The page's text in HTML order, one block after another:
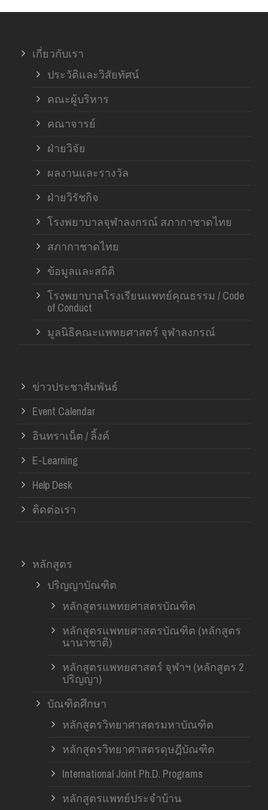
เกี่ยวกับเรา
ประวัติและวิสัยทัศน์
คณะผู้บริหาร
คณาจารย์
ฝ่ายวิจัย
ผลงานและรางวัล
ฝ่ายวิรัชกิจ
โรงพยาบาลจุฬาลงกรณ์ สภากาชาดไทย
สภากาชาดไทย
ข้อมูลและสถิติ
โรงพยาบาลโรงเรียนแพทย์คุณธรรม / Code
of Conduct
มูลนิธิคณะแพทยศาสตร์ จุฬาลงกรณ์
ข่าวประชาสัมพันธ์
Event Calendar
อินทราเน็ต / ลิ้งค์
E-Learning
Help Desk
ติดต่อเรา
หลักสูตร
ปริญญาบัณฑิต
หลักสูตรแพทยศาสตรบัณฑิต
หลักสูตรแพทยศาสตรบัณฑิต (หลักสูตร
นานาชาติ)
หลักสูตรแพทยศาสตร์ จุฬาฯ (หลักสูตร 2
ปริญญา)
บัณฑิตศึกษา
หลักสูตรวิทยาศาสตรมหาบัณฑิต
หลักสูตรวิทยาศาสตรดุษฎีบัณฑิต
International Joint Ph.D. Programs
หลักสูตรแพทย์ประจำบ้าน